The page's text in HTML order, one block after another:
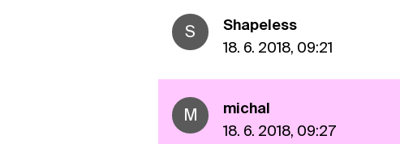
S
ShapeIess
18. 6. 2018, 09:21
M
michal
18. 6. 2018, 09:27